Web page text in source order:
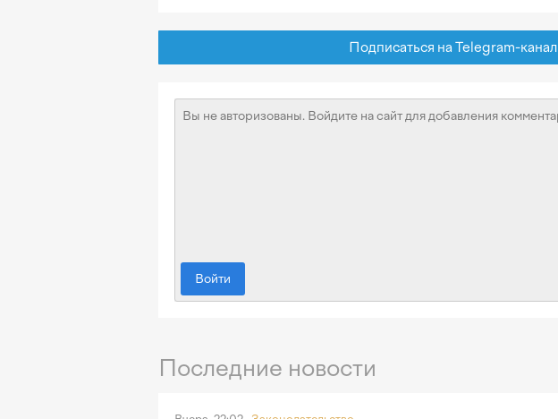
Подписаться на Telegram-канал
Войти
Последние новости